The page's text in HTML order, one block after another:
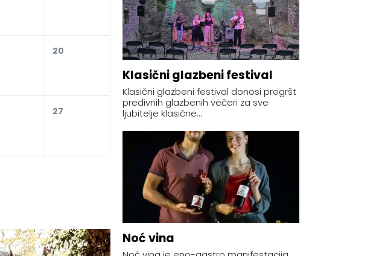
20
27
Klasični glazbeni festival
Klasični glazbeni festival donosi pregršt
predivnih glazbenih večeri za sve
ljubitelje klasične...
Noć vina